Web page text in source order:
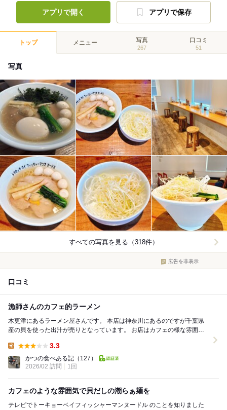
アプリで開く アプリで保存
トップ メニュー 写真
267
口コミ
51
写真
すべての写真を見る（318件）
広告を非表示
口コミ
漁師さんのカフェ的ラーメン
木更津にあるラーメン屋さんです。 本店は神奈川にあるのですが千葉県
産の貝を使った出汁が売りとなっています。 お店はカフェの様な雰囲気
3.3
かつの食べある記 （127）
2026/02 訪問
1回
カフェのような雰囲気で貝だしの潮らぁ麺を
テレビでトーキョーベイフィッシャーマンヌードル のことを知りました